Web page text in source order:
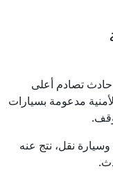
حادث تصادم أعلى
مدعومة بسيارات
نقل، نتج عنه